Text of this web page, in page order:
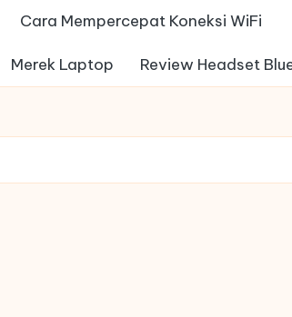
Cara Mempercepat Koneksi WiFi
Merek Laptop Review Headset